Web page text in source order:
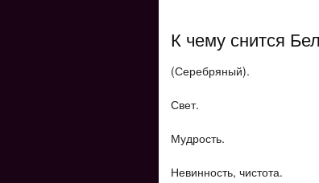
К чему снится
(Серебряный).
Свет.
Мудрость.
Невинность, чистота.